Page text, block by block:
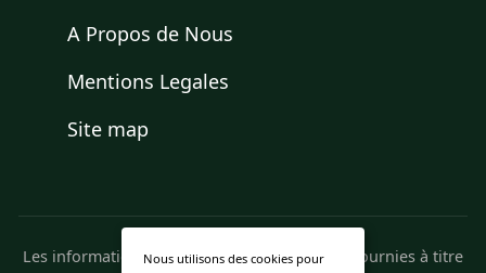
A Propos de Nous
Mentions Legales
Site map
Les informations présentées sur ce site sont fournies à titre
Nous utilisons des cookies pour